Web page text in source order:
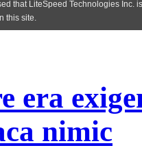
era
nimic